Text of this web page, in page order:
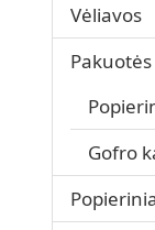
Vėliavos
Pakuotės
Gofro